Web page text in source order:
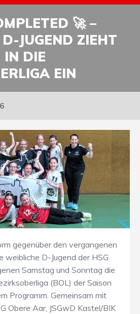
🚀 –
JUGEND ZIEHT
IN DIE
EIN
gegenüber den vergangenen
weibliche D-Jugend der HSG
Samstag und Sonntag die
(BOL) der Saison
Programm. Gemeinsam mit
Obere Aar, JSGwD Kastel/BIK